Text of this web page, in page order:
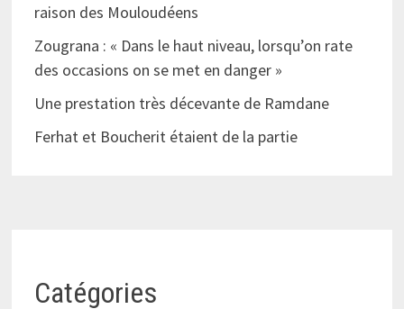
raison des Mouloudéens
Zougrana : « Dans le haut niveau, lorsqu’on rate
des occasions on se met en danger »
Une prestation très décevante de Ramdane
Ferhat et Boucherit étaient de la partie
Catégories